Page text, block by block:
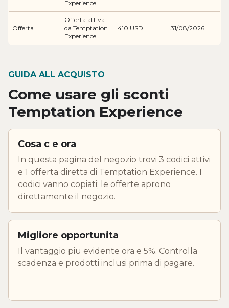
Experience
Offerta
Offerta attiva
da Temptation
Experience
410 USD 31/08/2026
GUIDA ALL ACQUISTO
Come usare gli sconti
Temptation Experience
Cosa c e ora
In questa pagina del negozio trovi 3 codici attivi
e 1 offerta diretta di Temptation Experience. I
codici vanno copiati; le offerte aprono
direttamente il negozio.
Migliore opportunita
Il vantaggio piu evidente ora e 5%. Controlla
scadenza e prodotti inclusi prima di pagare.